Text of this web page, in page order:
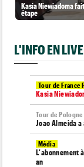
Kasia Niewiadoma
étape
L'INFO EN LIVE
Tour de France
Kasia
Tour de Pologne
Joao Almeida
Média
L'abonnement
an